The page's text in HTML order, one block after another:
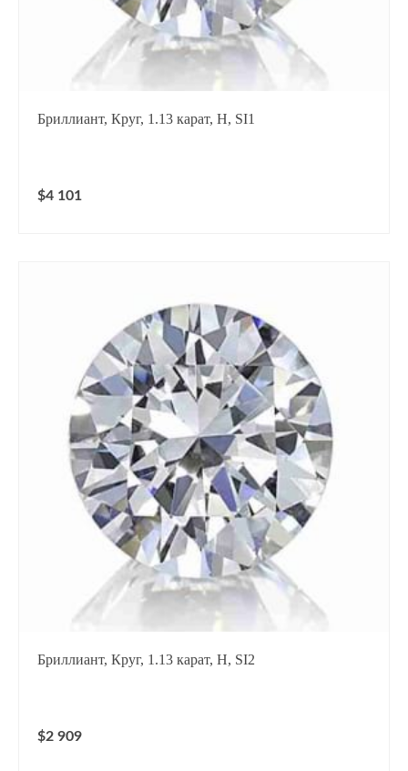
Бриллиант, Круг, 1.13 карат, H, SI1
$4 101
Бриллиант, Круг, 1.13 карат, H, SI2
$2 909